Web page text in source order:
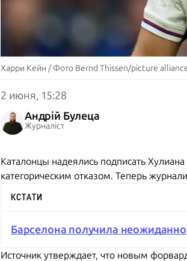
Харри Кейн / Фото Bernd Thissen/picture
2 июня, 15:28
Андрій Булеца
Журналіст
Каталонцы надеялись подписать
категорическим отказом. Теперь
КСТАТИ
Барселона получила
Источник утверждает, что новым